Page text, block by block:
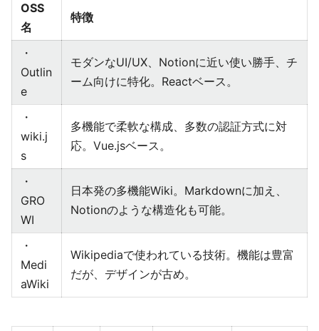
OSS
名
特徴
・
Outlin
e
モダンなUI/UX、Notionに近い使い勝手、チ
ーム向けに特化。Reactベース。
・
wiki.j
s
多機能で柔軟な構成、多数の認証方式に対
応。Vue.jsベース。
・
GRO
WI
日本発の多機能Wiki。Markdownに加え、
Notionのような構造化も可能。
・
Medi
aWiki
Wikipediaで使われている技術。機能は豊富
だが、デザインが古め。